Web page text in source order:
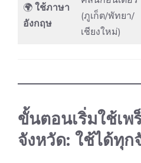
🌍 ใช้ภาษา
อังกฤษ
(ภูเก็ต/พัทยา/
เชียงใหม่)
ขั้นตอนเริ่มใช้เพ
จังหวัด: ใช้ได้ทุก